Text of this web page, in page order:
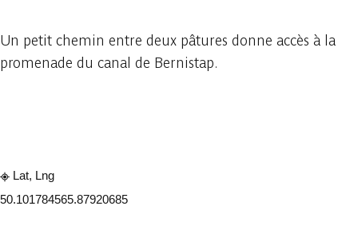
Un petit chemin entre deux pâtures donne accès à la
promenade du canal de Bernistap.
Lat, Lng
50.101784565.87920685